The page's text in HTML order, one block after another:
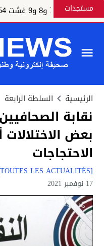
مستجدات
غشت 1954.
الرئيسية السلطة الرابعة
نقابة
بعض الاختلالات
الاحتجاجات
[TOUTES LES ACTUALITÉS]
17 نوفمبر 2021